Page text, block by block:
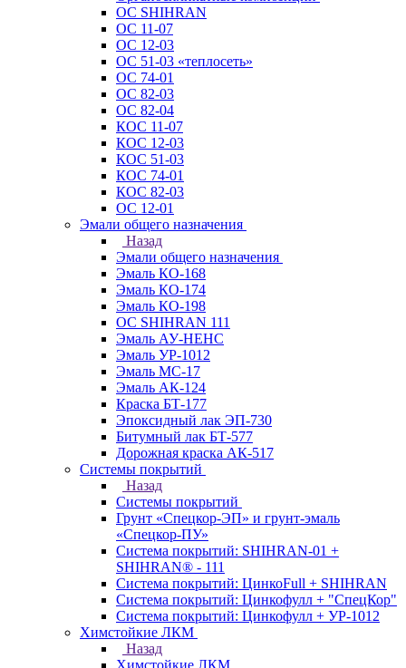
ОС SHIHRAN
ОС 11-07
ОС 12-03
ОС 51-03 «теплосеть»
ОС 74-01
ОС 82-03
ОС 82-04
КОС 11-07
КОС 12-03
КОС 51-03
КОС 74-01
КОС 82-03
ОС 12-01
Эмали общего назначения
Назад
Эмали общего назначения
Эмаль КО-168
Эмаль КО-174
Эмаль КО-198
ОС SHIHRAN 111
Эмаль АУ-НЕНС
Эмаль УР-1012
Эмаль МС-17
Эмаль АК-124
Краска БТ-177
Эпоксидный лак ЭП-730
Битумный лак БТ-577
Дорожная краска АК-517
Системы покрытий
Назад
Системы покрытий
Грунт «Спецкор-ЭП» и грунт-эмаль
«Спецкор-ПУ»
Система покрытий: SHIHRAN-01 +
SHIHRAN® - 111
Система покрытий: ЦинкоFull + SHIHRAN
Система покрытий: Цинкофулл + "СпецКор"
Система покрытий: Цинкофулл + УР-1012
Химстойкие ЛКМ
Назад
Химстойкие ЛКМ